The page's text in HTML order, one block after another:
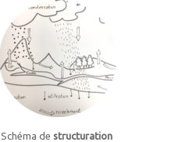
Schéma de structuration